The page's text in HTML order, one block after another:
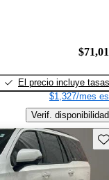
El precio incluye tasas
$1,327/mes
Verif. disponibilidad